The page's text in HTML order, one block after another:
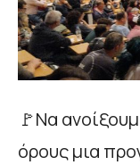
🚩Να
όρους μια